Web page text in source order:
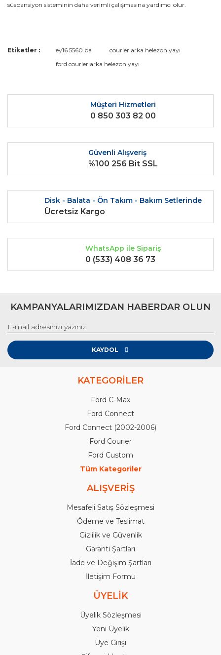
süspansiyon sisteminin daha verimli çalışmasına yardımcı olur.
Bu ürüne ilk yorumu siz yapın!
Yorum Yaz
Bu ürünün fiyat bilgisi, resim, ürün açıklamalarında ve diğer
kullanarak tarafımıza iletebilirsiniz.
Ürün resmi kalitesiz, bozuk veya görüntülenemiyor.
Ürün açıklamasında eksik bilgiler bulunuyor.
Ürün bilgilerinde hatalar bulunuyor.
Ürün fiyatı diğer sitelerden daha pahalı.
Bu ürüne benzer farklı alternatifler olmalı.
Gönder
Etiketler : ey16 5560 ba
courier arka helezon yayı
ford courier arka helezon yayı
Müşteri Hizmetleri
0 850 303 82 00
Güvenli Alışveriş
%100 256 Bit SSL
Disk - Balata - Ön Takım - Bakım Setlerinde
Ücretsiz Kargo
WhatsApp ile Sipariş
0 (533) 408 36 73
KAMPANYALARIMIZDAN HABERDAR OLUN
KAYDOL
KATEGORİLER
Ford C-Max
Ford Connect
Ford Connect (2002-2006)
Ford Courier
Ford Custom
Tüm Kategoriler
ALIŞVERİŞ
Mesafeli Satış Sözleşmesi
Ödeme ve Teslimat
Gizlilik ve Güvenlik
Garanti Şartları
İade ve Değişim Şartları
İletişim Formu
ÜYELİK
Üyelik Sözleşmesi
Yeni Üyelik
Üye Girişi